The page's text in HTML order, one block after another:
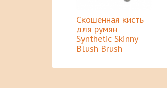
Скошенная кисть
для румян
Synthetic Skinny
Blush Brush